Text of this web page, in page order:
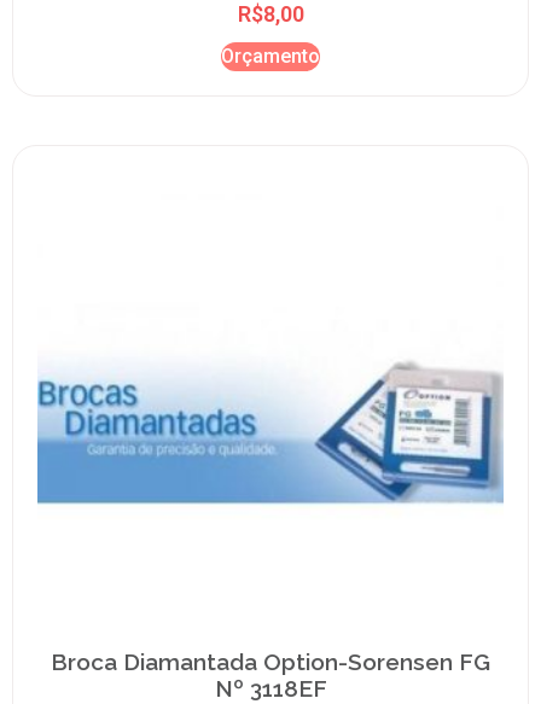
R$8,00
Orçamento
Broca Diamantada Option-Sorensen FG
Nº 3118EF